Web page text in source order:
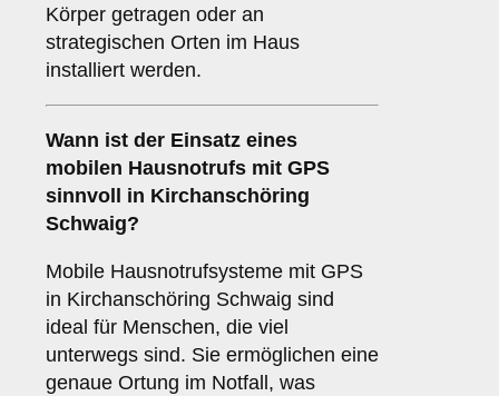
Körper getragen oder an
strategischen Orten im Haus
installiert werden.
Wann ist der Einsatz eines
mobilen Hausnotrufs mit GPS
sinnvoll in Kirchanschöring
Schwaig?
Mobile Hausnotrufsysteme mit GPS
in Kirchanschöring Schwaig sind
ideal für Menschen, die viel
unterwegs sind. Sie ermöglichen eine
genaue Ortung im Notfall, was